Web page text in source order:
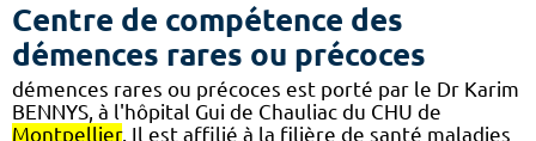
Centre de compétence des
démences rares ou précoces
démences rares ou précoces est porté par le Dr Karim
BENNYS, à l'hôpital Gui de Chauliac du CHU de
Montpellier. Il est affilié à la filière de santé maladies